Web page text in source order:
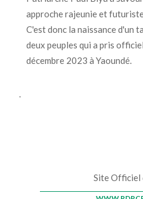
approche rajeunie et
C'est donc la naissance d'un
deux peuples qui a pris
décembre 2023 à Yaoundé.
.
Site Officiel